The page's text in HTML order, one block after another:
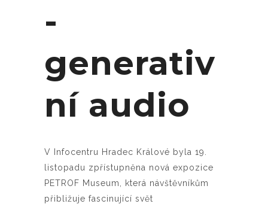
-
generativ
ní audio
V Infocentru Hradec Králové byla 19.
listopadu zpřístupněna nová expozice
PETROF Museum, která návštěvníkům
přibližuje fascinující svět